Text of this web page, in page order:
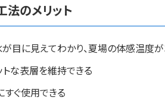
法のメリット
が目に見えてわかり、夏場の体感温度
トな表層を維持できる
すぐ使用できる